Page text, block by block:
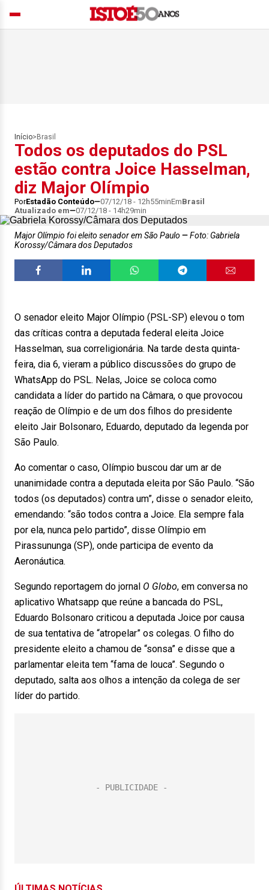
Início> Brasil
Todos os deputados do PSL
estão contra Joice Hasselman,
diz Major Olímpio
PorEstadão Conteúdo 07/12/18 - 12h55minEmBrasil
Atualizado em
07/12/18 - 14h29min
Major Olímpio foi eleito senador em São Paulo
Foto: Gabriela
Korossy/Câmara dos Deputados
O senador eleito Major Olímpio (PSL-SP) elevou o tom
das críticas contra a deputada federal eleita Joice
Hasselman, sua correligionária. Na tarde desta quinta-
feira, dia 6, vieram a público discussões do grupo de
WhatsApp do PSL. Nelas, Joice se coloca como
candidata a líder do partido na Câmara, o que provocou
reação de Olímpio e de um dos filhos do presidente
eleito Jair Bolsonaro, Eduardo, deputado da legenda por
São Paulo.
Ao comentar o caso, Olímpio buscou dar um ar de
unanimidade contra a deputada eleita por São Paulo. “São
todos (os deputados) contra um”, disse o senador eleito,
emendando: “são todos contra a Joice. Ela sempre fala
por ela, nunca pelo partido”, disse Olímpio em
Pirassununga (SP), onde participa de evento da
Aeronáutica.
Segundo reportagem do jornal O Globo, em conversa no
aplicativo Whatsapp que reúne a bancada do PSL,
Eduardo Bolsonaro criticou a deputada Joice por causa
de sua tentativa de “atropelar” os colegas. O filho do
presidente eleito a chamou de “sonsa” e disse que a
parlamentar eleita tem “fama de louca”. Segundo o
deputado, salta aos olhos a intenção da colega de ser
líder do partido.